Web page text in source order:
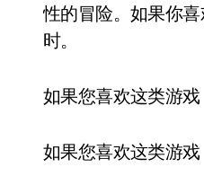
性的冒险。如果你
时。
如果您喜欢这类游
如果您喜欢这类游